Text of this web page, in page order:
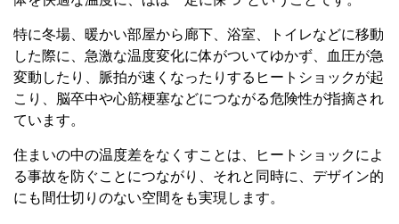
特に冬場、暖かい部屋から廊下、浴室、トイレなどに移動
した際に、急激な温度変化に体がついてゆかず、血圧が急
変動したり、脈拍が速くなったりするヒートショックが起
こり、脳卒中や心筋梗塞などにつながる危険性が指摘され
ています。
住まいの中の温度差をなくすことは、ヒートショックによ
る事故を防ぐことにつながり、それと同時に、デザイン的
にも間仕切りのない空間をも実現します。